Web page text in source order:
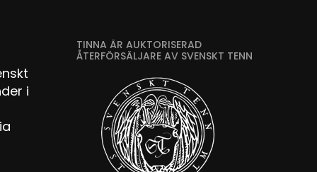
i
TINNA ÄR AUKTORISERAD
ÅTERFÖRSÄLJARE AV SVENSKT TENN